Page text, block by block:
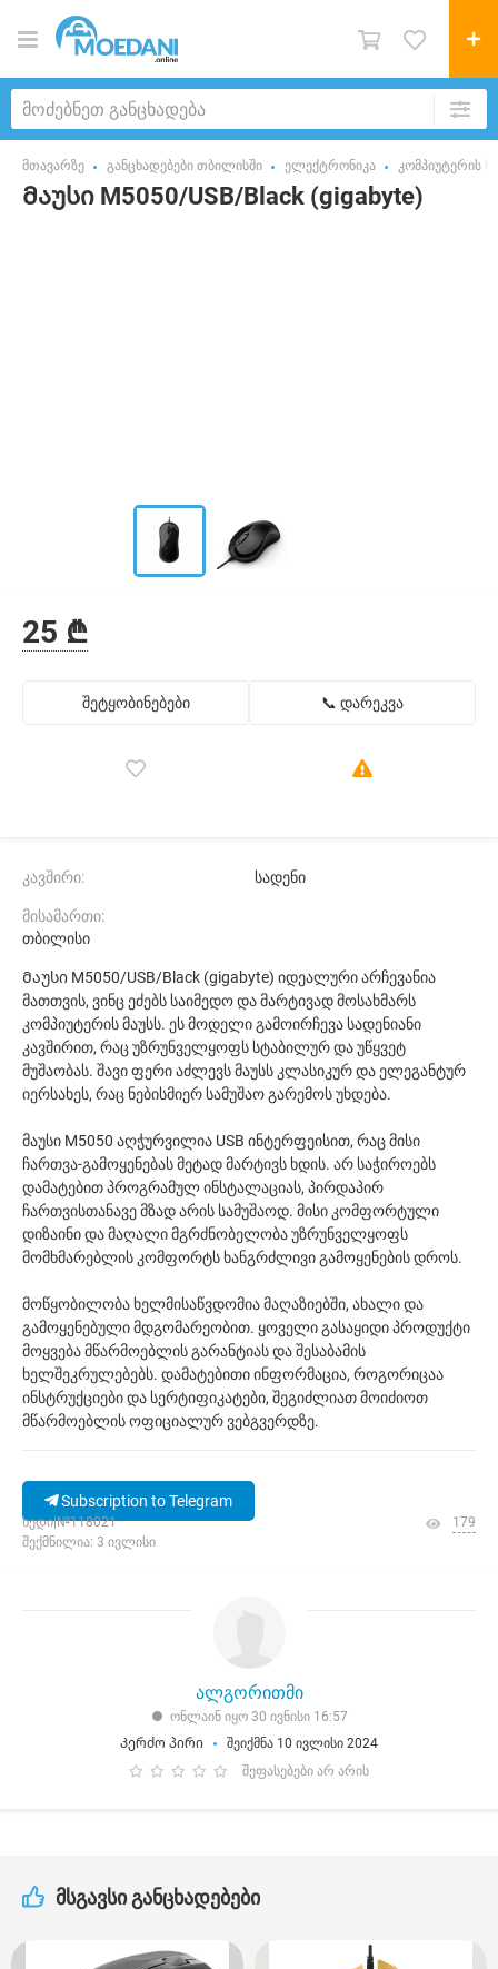
მთავარზე განცხადებები თბილისში ელექტრონიკა კომპიუტერის
Მაუსი M5050/USB/Black (gigabyte)
25 ₾
შეტყობინებები 📞 დარეკვა
კავშირი: სადენი
მისამართი:
თბილისი
Მაუსი M5050/USB/Black (gigabyte) იდეალური არჩევანია
მათთვის, ვინც ეძებს საიმედო და მარტივად მოსახმარს
კომპიუტერის მაუსს. ეს მოდელი გამოირჩევა სადენიანი
კავშირით, რაც უზრუნველყოფს სტაბილურ და უწყვეტ
მუშაობას. შავი ფერი აძლევს მაუსს კლასიკურ და ელეგანტურ
იერსახეს, რაც ნებისმიერ სამუშაო გარემოს უხდება.
მაუსი M5050 აღჭურვილია USB ინტერფეისით, რაც მისი
ჩართვა-გამოყენებას მეტად მარტივს ხდის. არ საჭიროებს
დამატებით პროგრამულ ინსტალაციას, პირდაპირ
ჩართვისთანავე მზად არის სამუშაოდ. მისი კომფორტული
დიზაინი და მაღალი მგრძნობელობა უზრუნველყოფს
მომხმარებლის კომფორტს ხანგრძლივი გამოყენების დროს.
მოწყობილობა ხელმისაწვდომია მაღაზიებში, ახალი და
გამოყენებული მდგომარეობით. ყოველი გასაყიდი პროდუქტი
მოყვება მწარმოებლის გარანტიას და შესაბამის
ხელშეკრულებებს. დამატებითი ინფორმაცია, როგორიცაა
ინსტრუქციები და სერტიფიკატები, შეგიძლიათ მოიძიოთ
მწარმოებლის ოფიციალურ ვებგვერდზე.
Subscription to Telegram
ხედი|№118021
შექმნილია: 3 ივლისი
179
ალგორითმი
ონლაინ იყო 30 ივნისი 16:57
Კერძო პირი
შეიქმნა 10 ივლისი 2024
შეფასებები არ არის
მსგავსი განცხადებები